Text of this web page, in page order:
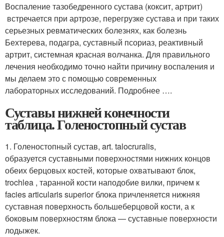
Воспаление тазобедренного сустава (коксит, артрит)
встречается при артрозе, перегрузке сустава и при таких
серьезных ревматических болезнях, как болезнь
Бехтерева, подагра, суставный псориаз, реактивный
артрит, системная красная волчанка. Для правильного
лечения необходимо точно найти причину воспаления и
мы делаем это с помощью современных
лабораторных исследований. Подробнее ….
Суставы нижней конечности
таблица. Голеностопный сустав
1. Голеностопный сустав, art. talocruralis,
образуется суставными поверхностями нижних концов
обеих берцовых костей, которые охватывают блок,
trochlea , таранной кости наподобие вилки, причем к
facies articularis superior блока причленяется нижняя
суставная поверхность большеберцовой кости, а к
боковым поверхностям блока — суставные поверхности
лодыжек.